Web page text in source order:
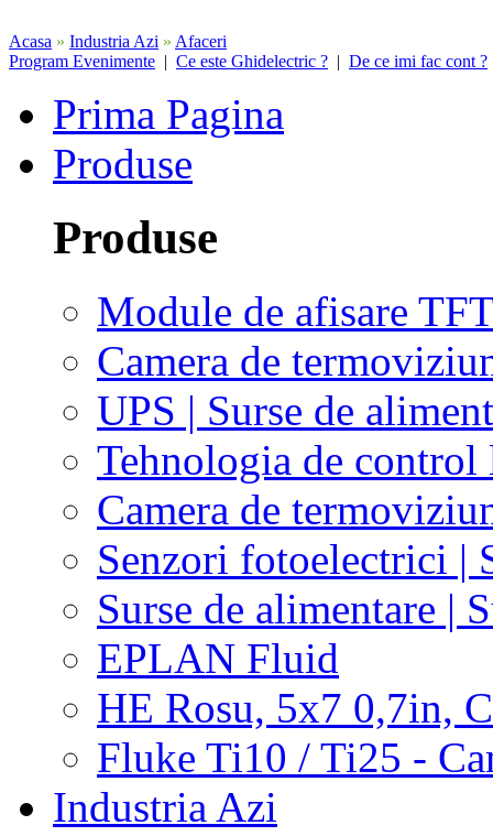
Acasa » Industria Azi » Afaceri
Program Evenimente | Ce este Ghidelectric ? | De ce imi fac cont ?
Prima Pagina
Produse
Produse
Module de afisare
Camera de
UPS | Surse de
Tehnologia de
Camera de
Senzori fotoelectrici |
Surse de alimentare |
EPLAN Fluid
HE Rosu, 5x7 0,7in,
Fluke Ti10 / Ti25 -
Industria Azi